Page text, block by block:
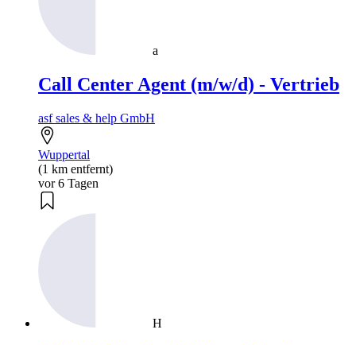
a
Call Center Agent (m/w/d) - Vertrieb
asf sales & help GmbH
Wuppertal
(1 km entfernt)
vor 6 Tagen
H